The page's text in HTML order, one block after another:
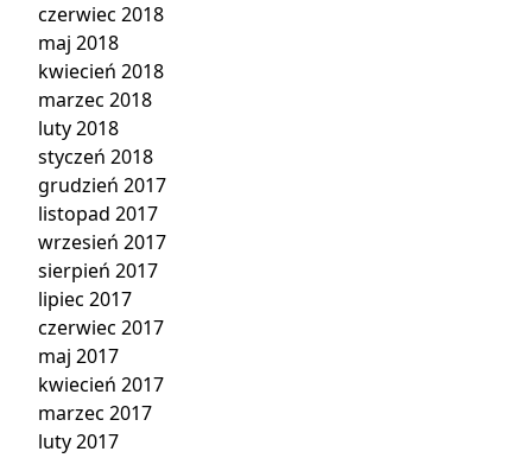
czerwiec 2018
maj 2018
kwiecień 2018
marzec 2018
luty 2018
styczeń 2018
grudzień 2017
listopad 2017
wrzesień 2017
sierpień 2017
lipiec 2017
czerwiec 2017
maj 2017
kwiecień 2017
marzec 2017
luty 2017